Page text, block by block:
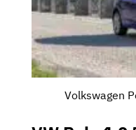
Volkswagen